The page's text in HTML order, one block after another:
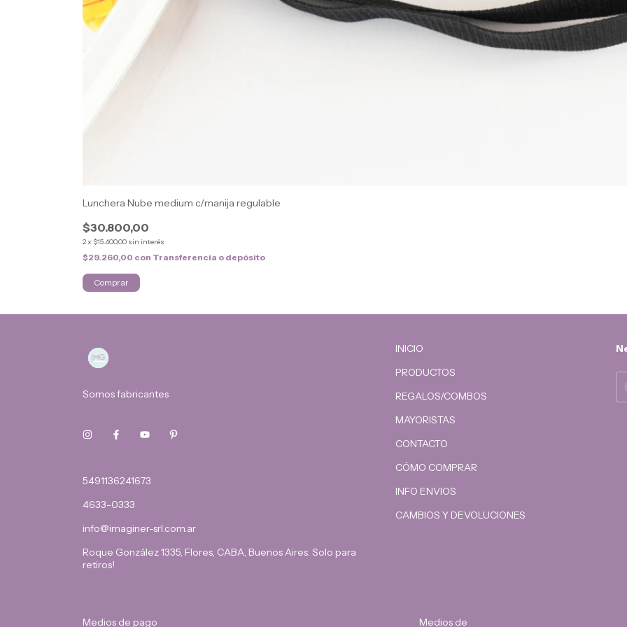
Lunchera Nube medium c/manija regulable
$30.800,00
2x $15.400,00 sin interés
$29.260,00 con Transferencia o depósito
Somos fabricantes
5491136241673
4633-0333
info@imaginer-srl.com.ar
Roque González 1335, Flores, CABA, Buenos Aires. Solo para
retiros!
INICIO
PRODUCTOS
REGALOS/COMBOS
MAYORISTAS
CONTACTO
CÓMO COMPRAR
INFO ENVIOS
CAMBIOS Y DEVOLUCIONES
Medios de pago Medios de